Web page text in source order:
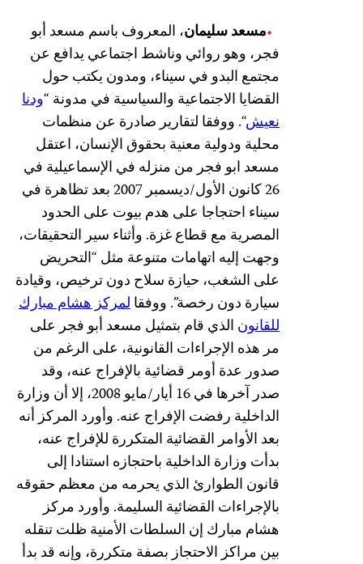
مسعد سليمان، المعروف باسم مسعد أبو
فجر، وهو روائي وناشط اجتماعي يدافع عن
مجتمع البدو في سيناء، ومدون يكتب حول
القضايا الاجتماعية والسياسية في مدونة “ودنا
نعيش“. ووفقا لتقارير صادرة عن منظمات
محلية ودولية معنية بحقوق الإنسان، اعتقل
مسعد ابو فجر من منزله في الإسماعيلية في
26 كانون الأول/ديسمبر 2007 بعد تظاهرة في
سيناء احتجاجا على هدم بيوت على الحدود
المصرية مع قطاع غزة. وأثناء سير التحقيقات،
وجهت إليه اتهامات متنوعة مثل “التحريض
على الشغب، حيازة سلاح دون ترخيص، وقيادة
سيارة دون رخصة”. ووفقالمركز هشام مبارك
للقانون الذي قام بتمثيل مسعد أبو فجر على
مر هذه الإجراءات القانونية، على الرغم من
صدور عدة أومر قضائية بالإفراج عنه، وقد
صدر آخرها في 16 أيار/مايو 2008، إلا أن وزارة
الداخلية رفضت الإفراج عنه. وأورد المركز أنه
بعد الأوامر القضائية المتكررة للإفراج عنه،
بدأت وزارة الداخلية باحتجازه استنادا إلى
قانون الطوارئ الذي يحرمه من معظم حقوقه
بالإجراءات القضائية السليمة. وأورد مركز
هشام مبارك إن السلطات الأمنية ظلت تنقله
بين مراكز الاحتجاز بصفة متكررة، وإنه قد بدأ